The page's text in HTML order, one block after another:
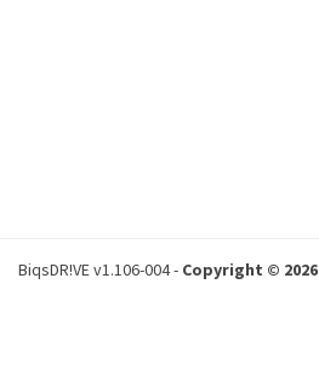
BiqsDR!VE v1.106-004 - Copyright © 2026